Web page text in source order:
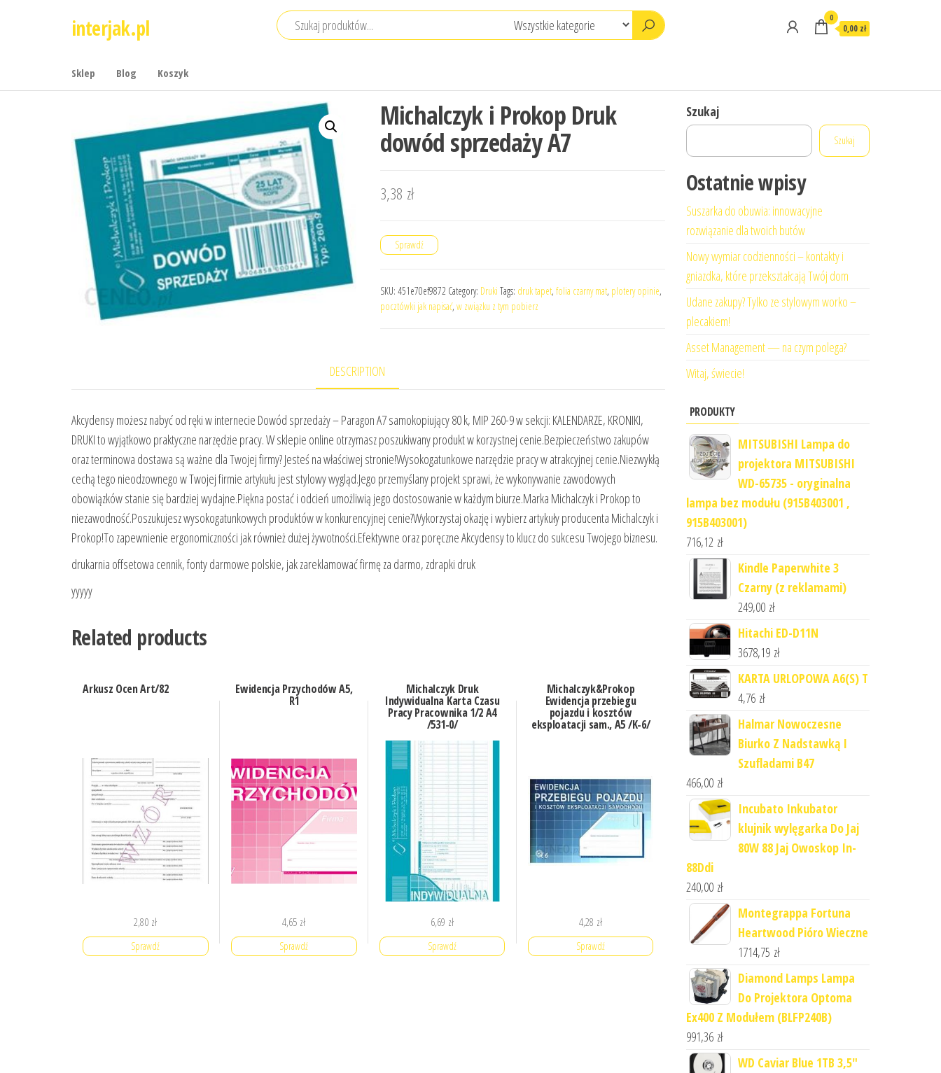
interjak.pl 0
0,00 zł
Sklep Blog Koszyk
Michalczyk i Prokop Druk
dowód sprzedaży A7
3,38 zł
Sprawdź
SKU: 451e70ef9872 Category: Druki Tags: druk tapet, folia czarny mat, plotery opinie,
pocztówki jak napisać, w związku z tym pobierz
DESCRIPTION
Akcydensy możesz nabyć od ręki w internecie Dowód sprzedaży – Paragon A7 samokopiujący 80 k, MIP 260-9 w sekcji: KALENDARZE, KRONIKI,
DRUKI to wyjątkowo praktyczne narzędzie pracy. W sklepie online otrzymasz poszukiwany produkt w korzystnej cenie.Bezpieczeństwo zakupów
oraz terminowa dostawa są ważne dla Twojej firmy? Jesteś na właściwej stronie!Wysokogatunkowe narzędzie pracy w atrakcyjnej cenie.Niezwykłą
cechą tego nieodzownego w Twojej firmie artykułu jest stylowy wygląd.Jego przemyślany projekt sprawi, że wykonywanie zawodowych
obowiązków stanie się bardziej wydajne.Piękna postać i odcień umożliwią jego dostosowanie w każdym biurze.Marka Michalczyk i Prokop to
niezawodność.Poszukujesz wysokogatunkowych produktów w konkurencyjnej cenie?Wykorzystaj okazję i wybierz artykuły producenta Michalczyk i
Prokop!To zapewnienie ergonomiczności jak również dużej żywotności.Efektywne oraz poręczne Akcydensy to klucz do sukcesu Twojego biznesu.
drukarnia offsetowa cennik, fonty darmowe polskie, jak zareklamować firmę za darmo, zdrapki druk
yyyyy
Related products
Arkusz Ocen Art/82
2,80 zł
Sprawdź
Ewidencja Przychodów A5,
R1
4,65 zł
Sprawdź
Michalczyk Druk
Indywidualna Karta Czasu
Pracy Pracownika 1/2 A4
/531-0/
6,69 zł
Sprawdź
Michalczyk&Prokop
Ewidencja przebiegu
pojazdu i kosztów
eksploatacji sam., A5 /K-6/
4,28 zł
Sprawdź
Szukaj
Szukaj
Ostatnie wpisy
Suszarka do obuwia: innowacyjne
rozwiązanie dla twoich butów
Nowy wymiar codzienności – kontakty i
gniazdka, które przekształcają Twój dom
Udane zakupy? Tylko ze stylowym worko –
plecakiem!
Asset Management — na czym polega?
Witaj, świecie!
PRODUKTY
MITSUBISHI Lampa do
projektora MITSUBISHI
WD-65735 - oryginalna
lampa bez modułu (915B403001 ,
915B403001)
716,12 zł
Kindle Paperwhite 3
Czarny (z reklamami)
249,00 zł
Hitachi ED-D11N
3678,19 zł
KARTA URLOPOWA A6(S) T
4,76 zł
Halmar Nowoczesne
Biurko Z Nadstawką I
Szufladami B47
466,00 zł
Incubato Inkubator
klujnik wylęgarka Do Jaj
80W 88 Jaj Owoskop In-
88Ddi
240,00 zł
Montegrappa Fortuna
Heartwood Pióro Wieczne
1714,75 zł
Diamond Lamps Lampa
Do Projektora Optoma
Ex400 Z Modułem (BLFP240B)
991,36 zł
WD Caviar Blue 1TB 3,5"